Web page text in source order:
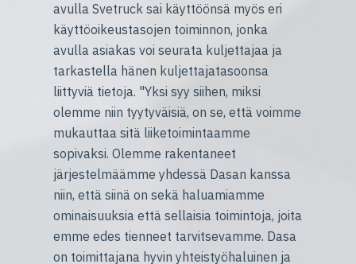
avulla Svetruck sai käyttöönsä myös eri
käyttöoikeustasojen toiminnon, jonka
avulla asiakas voi seurata kuljettajaa ja
tarkastella hänen kuljettajatasoonsa
liittyviä tietoja. "Yksi syy siihen, miksi
olemme niin tyytyväisiä, on se, että voimme
mukauttaa sitä liiketoimintaamme
sopivaksi. Olemme rakentaneet
järjestelmäämme yhdessä Dasan kanssa
niin, että siinä on sekä haluamiamme
ominaisuuksia että sellaisia toimintoja, joita
emme edes tienneet tarvitsevamme. Dasa
on toimittajana hyvin yhteistyöhaluinen ja